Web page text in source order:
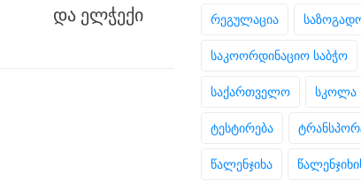
და ელჭექი
რეგულაცია
საკოორდინაციო საბჭო
საქართველო სკოლა
ტესტირება
წალენჯიხა